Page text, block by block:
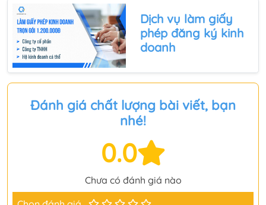
Dịch vụ làm giấy
phép đăng ký kinh
doanh
Đánh giá chất lượng bài viết, bạn
nhé!
0.0
Chưa có đánh giá nào